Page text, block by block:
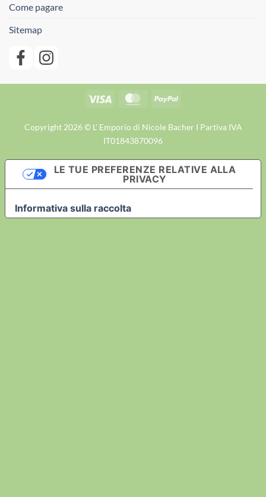
Come pagare
Sitemap
Visa MasterCardPayPal
Copyright 2026 © L' Emporio di Nicole Bacher I Partiva IVA
IT01843870096
Informativa sulla raccolta
LE TUE PREFERENZE RELATIVE ALLA
PRIVACY